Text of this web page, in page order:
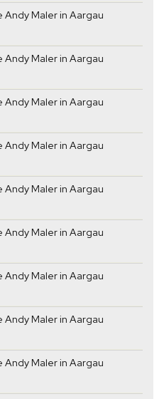
Andy Maler in Aargau
Andy Maler in Aargau
Andy Maler in Aargau
Andy Maler in Aargau
Andy Maler in Aargau
Andy Maler in Aargau
Andy Maler in Aargau
Andy Maler in Aargau
Andy Maler in Aargau